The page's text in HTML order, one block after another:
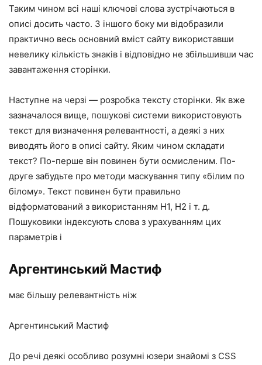
Таким чином всі наші ключові слова зустрічаються в
описі досить часто. З іншого боку ми відобразили
практично весь основний вміст сайту використавши
невелику кількість знаків і відповідно не збільшивши час
завантаження сторінки.
Наступне на черзі — розробка тексту сторінки. Як вже
зазначалося вище, пошукові системи використовують
текст для визначення релевантності, а деякі з них
виводять його в описі сайту. Яким чином складати
текст? По-перше він повинен бути осмисленим. По-
друге забудьте про методи маскування типу «білим по
білому». Текст повинен бути правильно
відформатований з використанням H1, H2 і т. д.
Пошуковики індексують слова з урахуванням цих
параметрів і
Аргентинський Мастиф
має більшу релевантність ніж
Аргентинський Мастиф
До речі деякі особливо розумні юзери знайомі з CSS